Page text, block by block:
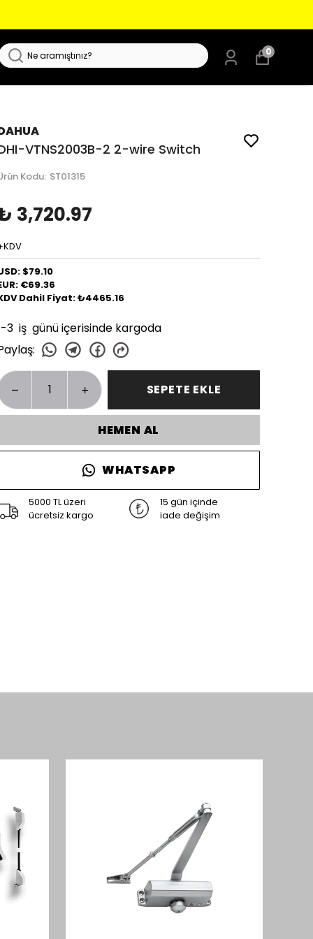
0
VTNS2003B-2 2-wire Switch
Kodu: ST01315
3,720.97
$79.10
€69.36
Dahil Fiyat: ₺4465.16
3 iş günü içerisinde kargoda
:
SEPETE EKLE
HEMEN AL
WHATSAPP
5000 TL üzeri
ücretsiz kargo
15 gün içinde
iade değişim